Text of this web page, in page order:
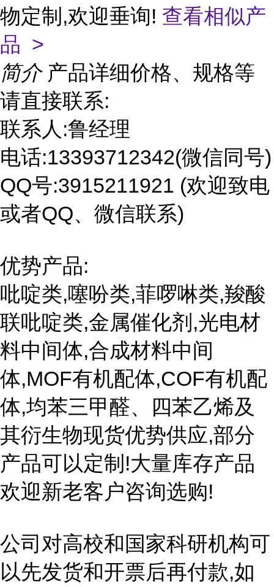
物定制,欢迎垂询! 查看相似产
品 >
简介 产品详细价格、规格等
请直接联系:
联系人:鲁经理
电话:13393712342(微信同号)
QQ号:3915211921 (欢迎致电
或者QQ、微信联系)
优势产品:
吡啶类,噻吩类,菲啰啉类,羧酸
联吡啶类,金属催化剂,光电材
料中间体,合成材料中间
体,MOF有机配体,COF有机配
体,均苯三甲醛、四苯乙烯及
其衍生物现货优势供应,部分
产品可以定制!大量库存产品
欢迎新老客户咨询选购!
公司对高校和国家科研机构可
以先发货和开票后再付款,如